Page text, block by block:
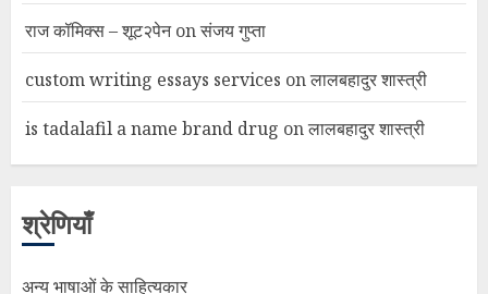
राज कॉमिक्स – शूट२पेनonसंजय गुप्ता
custom writing essays services onलालबहादुर शास्त्री
is tadalafil a name brand drug onलालबहादुर शास्त्री
श्रेणियाँ
अन्य भाषाओं के साहित्यकार